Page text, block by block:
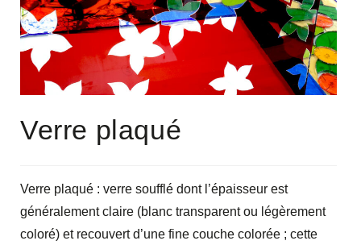
Verre plaqué
Verre plaqué : verre soufflé dont l’épaisseur est
généralement claire (blanc transparent ou légèrement
coloré) et recouvert d’une fine couche colorée ; cette